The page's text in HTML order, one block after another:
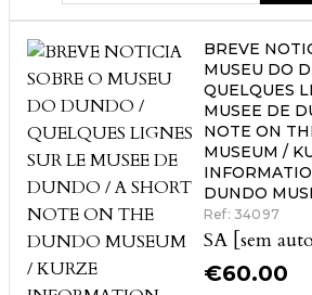
BREVE
MUSEU DO
QUELQUES
MUSEE DE
NOTE ON
MUSEUM /
DUNDO
Ref: 34097
SA [sem
€60.00